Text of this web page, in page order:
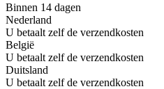
Binnen 14 dagen
Nederland
U betaalt zelf de verzendkosten
België
U betaalt zelf de verzendkosten
Duitsland
U betaalt zelf de verzendkosten